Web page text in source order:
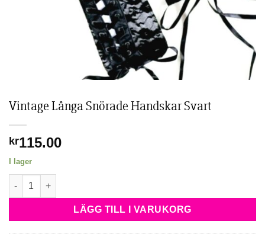
Vintage Långa Snörade Handskar Svart
kr115.00
I lager
Vintage Långa Snörade Handskar Svart mängd
LÄGG TILL I VARUKORG